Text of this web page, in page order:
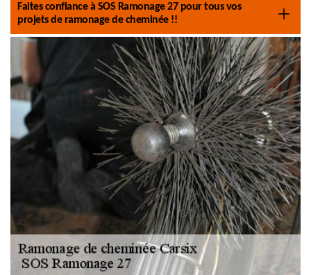
Faites confiance à SOS Ramonage 27 pour tous vos
projets de ramonage de cheminée !!